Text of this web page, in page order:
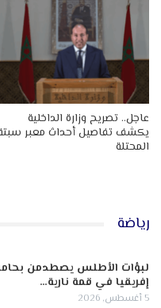
عاجل.. تصريح وزارة الداخلية
يكشف تفاصيل أحداث معبر
المحتلة
رياضة
لبؤات الأطلس يصطدمن
إفريقيا في قمة نارية…
5 أغسطس, 2026